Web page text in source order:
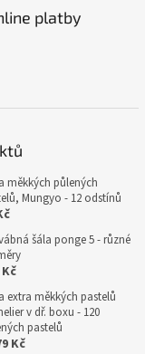
platby
měkkých půlených
Mungyo - 12 odstínů
šála ponge 5 - různé
Kč
extra měkkých pastelů
v dř. boxu - 120
pastelů
Kč